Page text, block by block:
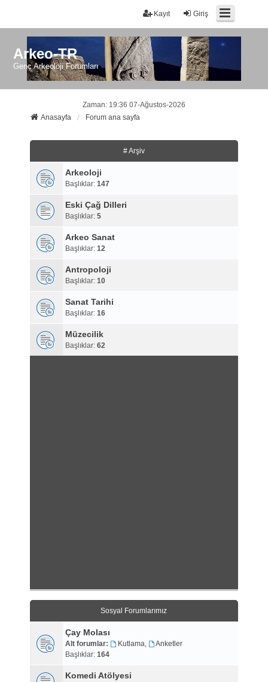
Giriş
Kayıt
Arkeo-TR
Genç Arkeoloji Forumları
Zaman: 19:36 07-Ağustos-2026
Anasayfa
Forum ana sayfa
# Arşiv
Arkeoloji
Başlıklar: 147
Eski Çağ Dilleri
Başlıklar: 5
Arkeo Sanat
Başlıklar: 12
Antropoloji
Başlıklar: 10
Sanat Tarihi
Başlıklar: 16
Müzecilik
Başlıklar: 62
Sosyal Forumlarımız
Çay Molası
Alt forumlar: Kutlama,
Anketler
Başlıklar: 164
Komedi Atölyesi